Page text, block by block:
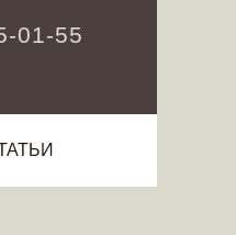
01-55